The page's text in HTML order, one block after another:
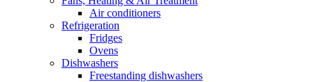
Air conditioners
Refrigeration
Fridges
Ovens
Dishwashers
Freestanding dishwashers